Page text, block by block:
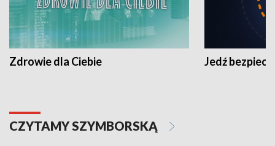
Zdrowie dla Ciebie Jedź
CZYTAMY SZYMBORSKĄ